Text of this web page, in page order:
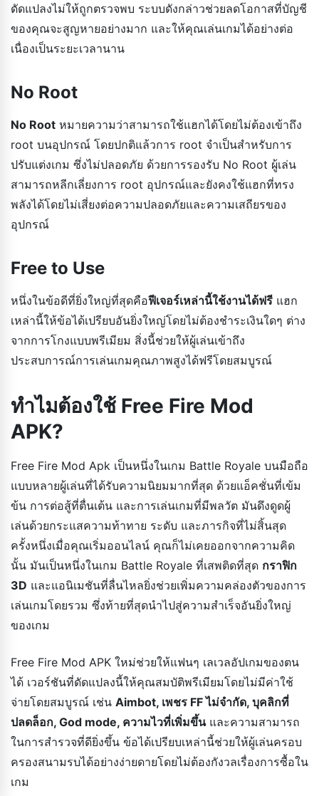
ดัดแปลงไม่ให้ถูกตรวจพบ ระบบดังกล่าวช่วยลดโอกาสที่บัญชี
ของคุณจะสูญหายอย่างมาก และให้คุณเล่นเกมได้อย่างต่อ
เนื่องเป็นระยะเวลานาน
No Root
No Root หมายความว่าสามารถใช้แฮกได้โดยไม่ต้องเข้าถึง
root บนอุปกรณ์ โดยปกติแล้วการ root จำเป็นสำหรับการ
ปรับแต่งเกม ซึ่งไม่ปลอดภัย ด้วยการรองรับ No Root ผู้เล่น
สามารถหลีกเลี่ยงการ root อุปกรณ์และยังคงใช้แฮกที่ทรง
พลังได้โดยไม่เสี่ยงต่อความปลอดภัยและความเสถียรของ
อุปกรณ์
Free to Use
หนึ่งในข้อดีที่ยิ่งใหญ่ที่สุดคือฟีเจอร์เหล่านี้ใช้งานได้ฟรี แฮก
เหล่านี้ให้ข้อได้เปรียบอันยิ่งใหญ่โดยไม่ต้องชำระเงินใดๆ ต่าง
จากการโกงแบบพรีเมียม สิ่งนี้ช่วยให้ผู้เล่นเข้าถึง
ประสบการณ์การเล่นเกมคุณภาพสูงได้ฟรีโดยสมบูรณ์
ทำไมต้องใช้ Free Fire Mod
APK?
Free Fire Mod Apk เป็นหนึ่งในเกม Battle Royale บนมือถือ
แบบหลายผู้เล่นที่ได้รับความนิยมมากที่สุด ด้วยแอ็คชั่นที่เข้ม
ข้น การต่อสู้ที่ตื่นเต้น และการเล่นเกมที่มีพลวัต มันดึงดูดผู้
เล่นด้วยกระแสความท้าทาย ระดับ และภารกิจที่ไม่สิ้นสุด
ครั้งหนึ่งเมื่อคุณเริ่มออนไลน์ คุณก็ไม่เคยออกจากความคิด
นั้น มันเป็นหนึ่งในเกม Battle Royale ที่เสพติดที่สุด กราฟิก
3D และแอนิเมชันที่ลื่นไหลยิ่งช่วยเพิ่มความคล่องตัวของการ
เล่นเกมโดยรวม ซึ่งท้ายที่สุดนำไปสู่ความสำเร็จอันยิ่งใหญ่
ของเกม
Free Fire Mod APK ใหม่ช่วยให้แฟนๆ เลเวลอัปเกมของตน
ได้ เวอร์ชันที่ดัดแปลงนี้ให้คุณสมบัติพรีเมียมโดยไม่มีค่าใช้
จ่ายโดยสมบูรณ์ เช่น Aimbot, เพชร FF ไม่จำกัด, บุคลิกที่
ปลดล็อก, God mode, ความไวที่เพิ่มขึ้นและความสามารถ
ในการสำรวจที่ดียิ่งขึ้น ข้อได้เปรียบเหล่านี้ช่วยให้ผู้เล่นครอบ
ครองสนามรบได้อย่างง่ายดายโดยไม่ต้องกังวลเรื่องการซื้อใน
เกม